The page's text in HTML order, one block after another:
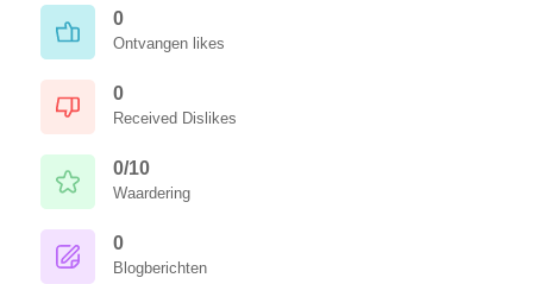
0
Ontvangen likes
0
Received Dislikes
0/10
Waardering
0
Blogberichten